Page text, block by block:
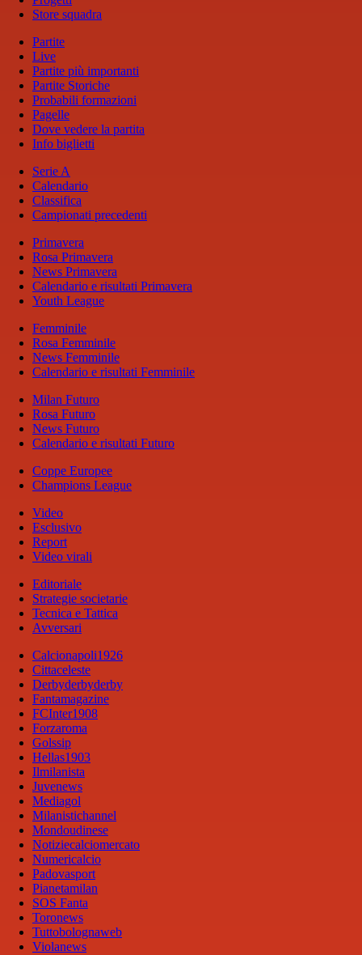
Store squadra
Partite
Live
Partite più importanti
Partite Storiche
Probabili formazioni
Pagelle
Dove vedere la partita
Info biglietti
Serie A
Calendario
Classifica
Campionati precedenti
Primavera
Rosa Primavera
News Primavera
Calendario e risultati Primavera
Youth League
Femminile
Rosa Femminile
News Femminile
Calendario e risultati Femminile
Milan Futuro
Rosa Futuro
News Futuro
Calendario e risultati Futuro
Coppe Europee
Champions League
Video
Esclusivo
Report
Video virali
Editoriale
Strategie societarie
Tecnica e Tattica
Avversari
Calcionapoli1926
Cittaceleste
Derbyderbyderby
Fantamagazine
FCInter1908
Forzaroma
Golssip
Hellas1903
Ilmilanista
Juvenews
Mediagol
Milanistichannel
Mondoudinese
Notiziecalciomercato
Numericalcio
Padovasport
Pianetamilan
SOS Fanta
Toronews
Tuttobolognaweb
Violanews